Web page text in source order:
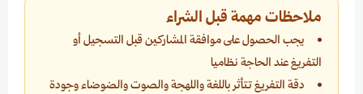
ملاحظات مهمة قبل الشراء
يجب الحصول على موافقة المشاركين قبل التسجيل أو
التفريغ عند الحاجة نظاميا
دقة التفريغ تتأثر باللغة واللهجة والصوت والضوضاء وجودة